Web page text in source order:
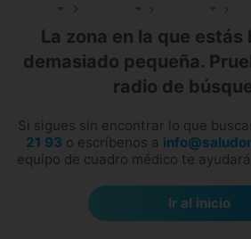
La zona en la que estás
demasiado pequeña.
radio de
Si sigues sin encontrar lo que
21 93 o escríbenos a
equipo de cuadro médico te
Ir al inicio